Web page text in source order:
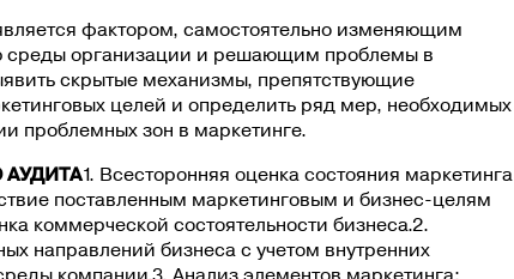
фактором, самостоятельно изменяющим
организации и решающим проблемы в
скрытые механизмы, препятствующие
целей и определить ряд мер, необходимых
проблемных зон в маркетинге.
1. Всесторонняя оценка состояния маркетинга
поставленным маркетинговым и бизнес-целям
коммерческой состоятельности бизнеса.2.
направлений бизнеса с учетом внутренних